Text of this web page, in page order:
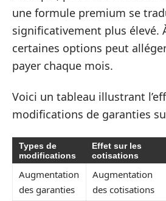
une formule premium se
significativement plus élevé.
certaines options peut
payer chaque mois.
Voici un tableau illustrant
modifications de garanties
Types de
modifications
Effet sur les
cotisations
Augmentation
des garanties
Augmentation
des cotisations